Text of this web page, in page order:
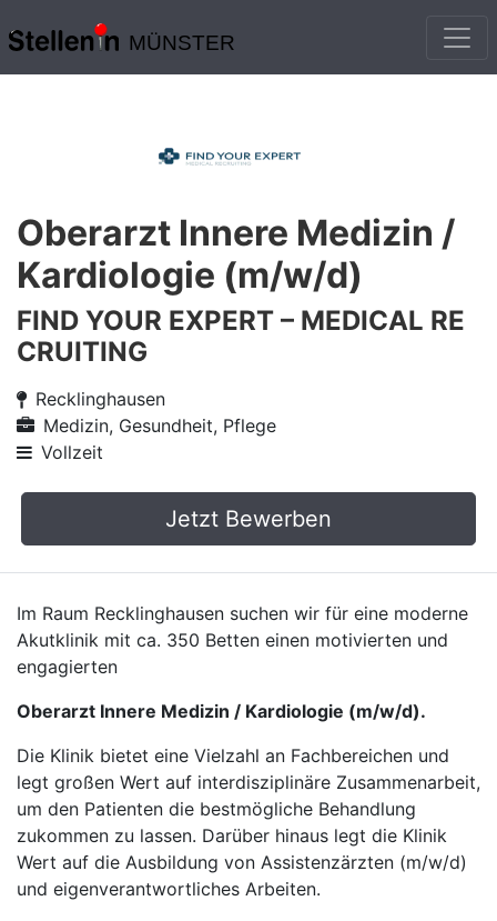
MÜNSTER
Oberarzt Innere Medizin /
Kardiologie (m/w/d)
FIND YOUR EXPERT – MEDICAL RE
CRUITING
Recklinghausen
Medizin, Gesundheit, Pflege
Vollzeit
Jetzt Bewerben
Im Raum Recklinghausen suchen wir für eine moderne
Akutklinik mit ca. 350 Betten einen motivierten und
engagierten
Oberarzt Innere Medizin / Kardiologie (m/w/d).
Die Klinik bietet eine Vielzahl an Fachbereichen und
legt großen Wert auf interdisziplinäre Zusammenarbeit,
um den Patienten die bestmögliche Behandlung
zukommen zu lassen. Darüber hinaus legt die Klinik
Wert auf die Ausbildung von Assistenzärzten (m/w/d)
und eigenverantwortliches Arbeiten.